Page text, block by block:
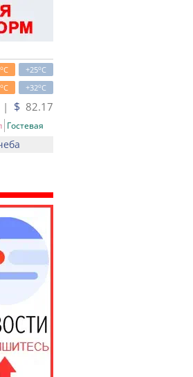
+25oC
oC
+32oC
oC
| $ 82.17
Гостевая